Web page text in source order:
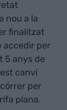
nou a la
finalitzat
accedir per
5 anys de
canvi
per
plana.